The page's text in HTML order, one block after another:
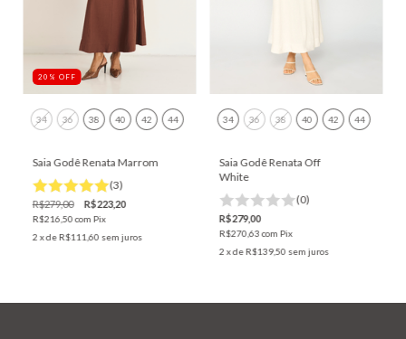
20 % OFF
34 36 38 40 42 44
Saia Godê Renata Marrom
(3)
R$279,00 R$223,20
R$216,50com Pix
2 x deR$111,60 sem juros
34 36 38 40 42 44
Saia Godê Renata Off
White
(0)
R$279,00
R$270,63com Pix
2 x deR$139,50 sem juros